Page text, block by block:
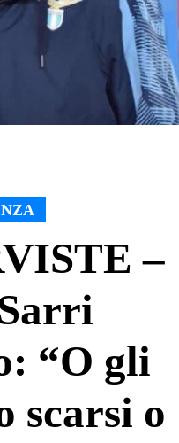
–
“O gli
scarsi o